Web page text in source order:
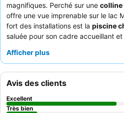
magnifiques. Perché sur une colline
offre une vue imprenable sur le lac
fort des installations est la piscine
saluée pour son cadre accueillant
leur gentillesse exceptionnelle, ainsi
expérience optimale, pensez à
vue sur le lac et balcon
Afficher plus
Avis des clients
Excellent
Très bien